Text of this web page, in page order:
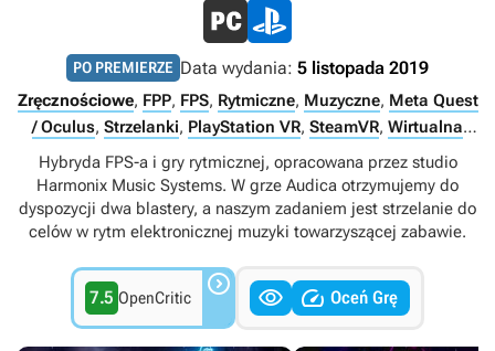
PO PREMIERZE Data wydania: 5 listopada 2019
Zręcznościowe, FPP, FPS, Rytmiczne, Muzyczne, Meta Quest
/ Oculus, Strzelanki, PlayStation VR, SteamVR, Wirtualna
rzeczywistość (VR)
Hybryda FPS-a i gry rytmicznej, opracowana przez studio
Harmonix Music Systems. W grze Audica otrzymujemy do
dyspozycji dwa blastery, a naszym zadaniem jest strzelanie do
celów w rytm elektronicznej muzyki towarzyszącej zabawie.
7.5 OpenCritic    Oceń Grę